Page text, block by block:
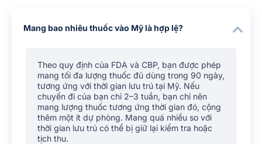
Mang bao nhiêu thuốc vào Mỹ là hợp lệ?
Theo quy định của FDA và CBP, bạn được phép
mang tối đa lượng thuốc đủ dùng trong 90 ngày,
tương ứng với thời gian lưu trú tại Mỹ. Nếu
chuyến đi của bạn chỉ 2–3 tuần, bạn chỉ nên
mang lượng thuốc tương ứng thời gian đó, cộng
thêm một ít dự phòng. Mang quá nhiều so với
thời gian lưu trú có thể bị giữ lại kiểm tra hoặc
tịch thu.